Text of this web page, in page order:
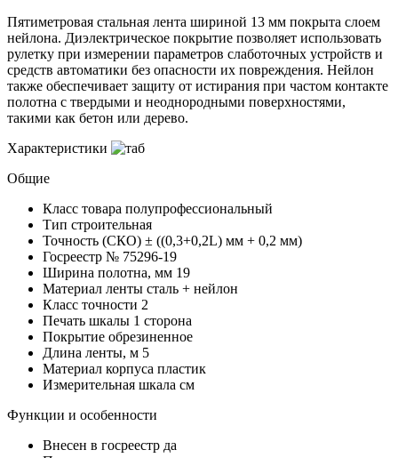
Пятиметровая стальная лента шириной 13 мм покрыта слоем
нейлона. Диэлектрическое покрытие позволяет использовать
рулетку при измерении параметров слаботочных устройств и
средств автоматики без опасности их повреждения. Нейлон
также обеспечивает защиту от истирания при частом контакте
полотна с твердыми и неоднородными поверхностями,
такими как бетон или дерево.
Характеристики
Общие
Класс товара полупрофессиональный
Тип строительная
Точность (СКО) ± ((0,3+0,2L) мм + 0,2 мм)
Госреестр № 75296-19
Ширина полотна, мм 19
Материал ленты сталь + нейлон
Класс точности 2
Печать шкалы 1 сторона
Покрытие обрезиненное
Длина ленты, м 5
Материал корпуса пластик
Измерительная шкала см
Функции и особенности
Внесен в госреестр да